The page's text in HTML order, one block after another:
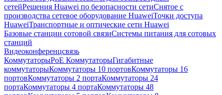
сетейРешения Huawei по безопасности сетиСнятое с
производства сетевое оборудование HuaweiТочки доступа
HuaweiТранспортные и оптические сети Huawei
Базовые станции сотовой связиСистемы питания для сотовых
станций
Видеоконференцсвязь
КоммутаторыPoE КоммутаторыГигабитные
коммутаторыКоммутаторы 10 портовКоммутаторы 16
портовКоммутаторы 2 портаКоммутаторы 24
портаКоммутаторы 4 портаКоммутаторы 48